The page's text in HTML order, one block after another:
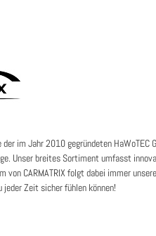
der im Jahr 2010 gegründeten
Unser breites Sortiment umfasst
von CARMATRIX folgt dabei immer
Zeit sicher fühlen können!